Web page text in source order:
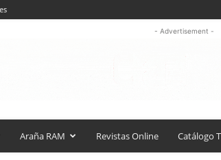
- Advertisement -
Araña RAM Revistas Online Catálogo